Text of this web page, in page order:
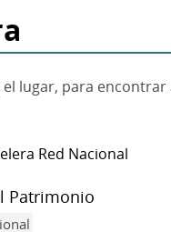
el lugar, para
Red Nacional
Patrimonio